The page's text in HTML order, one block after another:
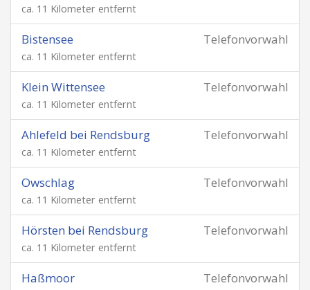
ca. 11 Kilometer entfernt
Telefonvorwahl
Bistensee
ca. 11 Kilometer entfernt
Telefonvorwahl
Klein Wittensee
ca. 11 Kilometer entfernt
Telefonvorwahl
Ahlefeld bei Rendsburg
ca. 11 Kilometer entfernt
Telefonvorwahl
Owschlag
ca. 11 Kilometer entfernt
Telefonvorwahl
Hörsten bei Rendsburg
ca. 11 Kilometer entfernt
Telefonvorwahl
Haßmoor